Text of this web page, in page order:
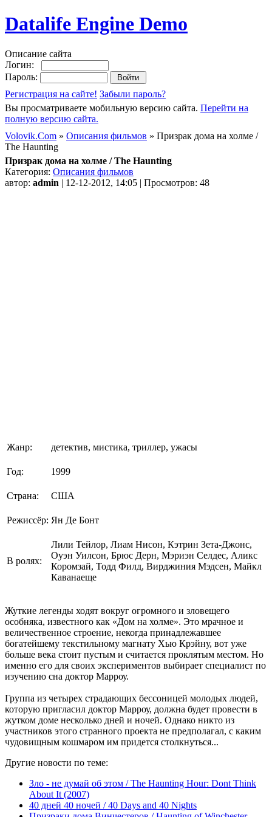
Datalife Engine Demo
Описание сайта
Логин:
Пароль:
Регистрация на сайте! Забыли пароль?
Вы просматриваете мобильную версию сайта. Перейти на
полную версию сайта.
Volovik.Com » Описания фильмов » Призрак дома на холме /
The Haunting
Призрак дома на холме / The Haunting
Категория: Описания фильмов
автор: admin | 12-12-2012, 14:05 | Просмотров: 48
Жанр: детектив, мистика, триллер, ужасы
Год: 1999
Страна: США
Режиссёр: Ян Де Бонт
В ролях:
Лили Тейлор, Лиам Нисон, Кэтрин Зета-Джонс,
Оуэн Уилсон, Брюс Дерн, Мэриэн Селдес, Аликс
Коромзай, Тодд Филд, Вирджиния Мэдсен, Майкл
Каванаеще
Жуткие легенды ходят вокруг огромного и зловещего
особняка, известного как «Дом на холме». Это мрачное и
величественное строение, некогда принадлежавшее
богатейшему текстильному магнату Хью Крэйну, вот уже
больше века стоит пустым и считается проклятым местом. Но
именно его для своих экспериментов выбирает специалист по
изучению сна доктор Марроу.
Группа из четырех страдающих бессоницей молодых людей,
которую пригласил доктор Марроу, должна будет провести в
жутком доме несколько дней и ночей. Однако никто из
участников этого странного проекта не предполагал, с каким
чудовищным кошмаром им придется столкнуться...
Другие новости по теме:
Зло - не думай об этом / The Haunting Hour: Dont Think
About It (2007)
40 дней 40 ночей / 40 Days and 40 Nights